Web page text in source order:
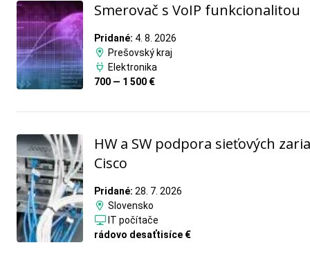
Smerovač s VoIP funkcionalitou
Pridané: 4. 8. 2026
Prešovský kraj
Elektronika
700 — 1 500 €
HW a SW podpora sieťových
Cisco
Pridané: 28. 7. 2026
Slovensko
IT počítače
rádovo desaťtisíce €